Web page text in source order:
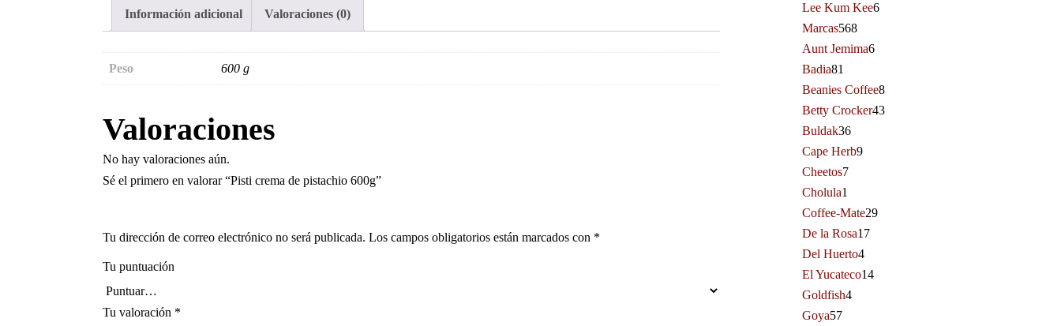
Información adicional Valoraciones (0)
Peso 600 g
Valoraciones
No hay valoraciones aún.
Sé el primero en valorar “Pisti crema de pistachio 600g”
Tu dirección de correo electrónico no será publicada. Los campos obligatorios están marcados con *
Tu puntuación
Tu valoración *
Lee Kum Kee6
Marcas568
Aunt Jemima6
Badia81
Beanies Coffee8
Betty Crocker43
Buldak36
Cape Herb9
Cheetos7
Cholula1
Coffee-Mate29
De la Rosa17
Del Huerto4
El Yucateco14
Goldfish4
Goya57